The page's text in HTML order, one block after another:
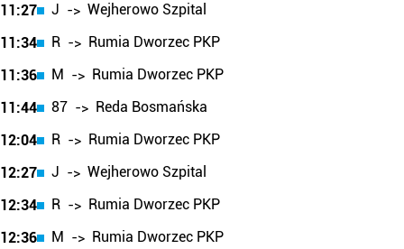
11:27
J -> Wejherowo Szpital
11:34
R -> Rumia Dworzec PKP
11:36
M -> Rumia Dworzec PKP
11:44
87 -> Reda Bosmańska
12:04
R -> Rumia Dworzec PKP
12:27
J -> Wejherowo Szpital
12:34
R -> Rumia Dworzec PKP
12:36
M -> Rumia Dworzec PKP